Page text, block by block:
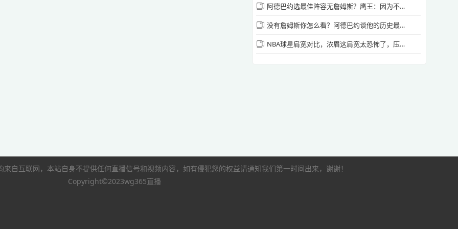
源站播放
源站播放
阿德巴约选最佳阵容无詹姆斯？鹰王：因为不爽他没去热火
没有詹姆斯你怎么看？阿德巴约谈他的历史最佳阵容！🤔
NBA球星肩宽对比，浓眉这肩宽太恐怖了，压迫感十足😮
自互联网，本站自身不提供任何直播信号和视频内容，如有侵犯您的权益请通知我们第一时间出来，谢谢！
Copyright©2023wg365直播